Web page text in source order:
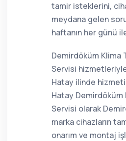
tamir isteklerini,
meydana gelen
haftanın her günü
Demirdöküm Klima
Servisi
Hatay ilinde
Hatay Demirdöküm
Servisi olarak
marka cihazların
onarım ve montaj